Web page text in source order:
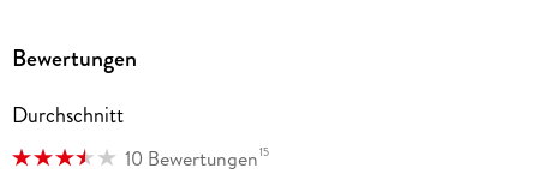
in French.
Bewertungen
Durchschnitt
10 Bewertungen15